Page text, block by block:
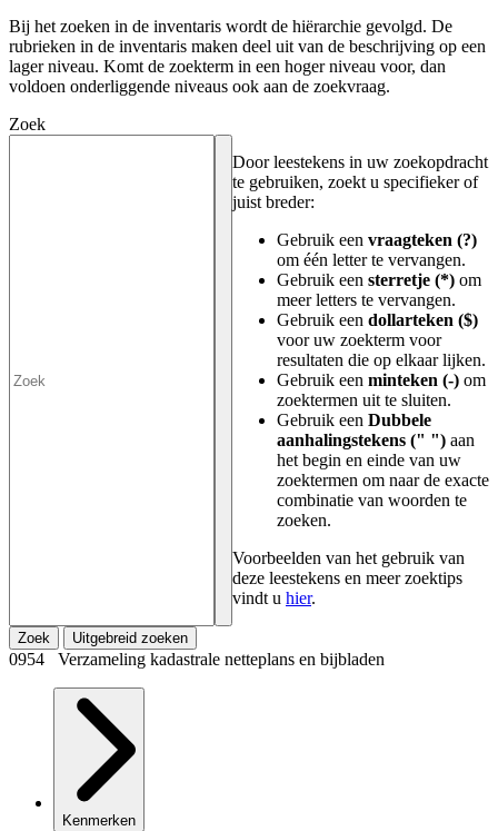
Bij het zoeken in de inventaris wordt de hiërarchie gevolgd. De
rubrieken in de inventaris maken deel uit van de beschrijving op een
lager niveau. Komt de zoekterm in een hoger niveau voor, dan
voldoen onderliggende niveaus ook aan de zoekvraag.
Zoek
Door leestekens in uw zoekopdracht
te gebruiken, zoekt u specifieker of
juist breder:
Gebruik een vraagteken (?)
om één letter te vervangen.
Gebruik een sterretje (*) om
meer letters te vervangen.
Gebruik een dollarteken ($)
voor uw zoekterm voor
resultaten die op elkaar lijken.
Gebruik een minteken (-) om
zoektermen uit te sluiten.
Gebruik een Dubbele
aanhalingstekens (" ") aan
het begin en einde van uw
zoektermen om naar de exacte
combinatie van woorden te
zoeken.
Voorbeelden van het gebruik van
deze leestekens en meer zoektips
vindt u hier.
Zoek Uitgebreid zoeken
0954 Verzameling kadastrale netteplans en bijbladen
Kenmerken